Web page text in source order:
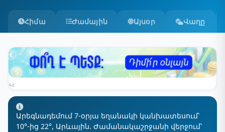
Հիմա Ժամային Այսօր Վաղը
Ad
Արեգնադեմում 7-օրյա եղանակի կանխատեսում՝
10°-ից 22°, Արևային. Ժամանակաշրջանի վերջում՝